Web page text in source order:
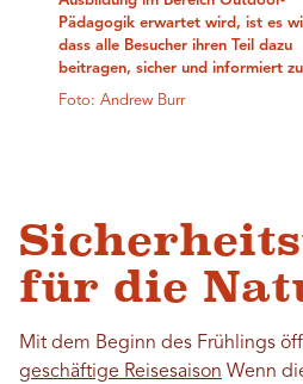
Pädagogik erwartet wird, ist es
dass alle Besucher ihren Teil dazu
beitragen, sicher und informiert
Foto: Andrew Burr
für die
Mit dem Beginn des Frühlings
geschäftige Reisesaison Wenn